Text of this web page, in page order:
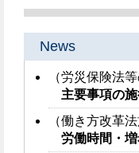
News
（労災保険法
主要事項の
（働き方改革
労働時間・